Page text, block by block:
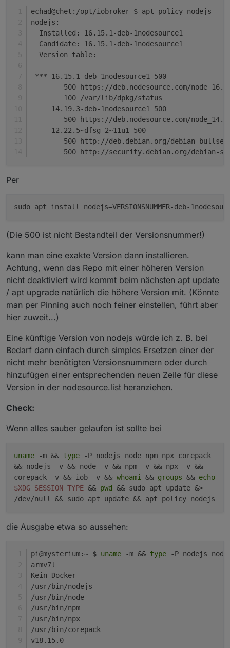
echad@chet:/opt/iobroker $ apt policy nodejs
nodejs:
  Installed: 16.15.1-deb-1nodesource1
  Candidate: 16.15.1-deb-1nodesource1
  Version table:
*** 16.15.1-deb-1nodesource1 500
500 https://deb.nodesource.com/
        100 /var/lib/dpkg/status
     14.19.3-deb-1nodesource1 500
500 https://deb.nodesource.com/
     12.22.5~dfsg-2~11u1 500
500 http://deb.debian.org/debian
500 http://security.debian.org/debian-
Per
(Die 500 ist nicht Bestandteil der Versionsnummer!)
kann man eine exakte Version dann installieren.
Achtung, wenn das Repo mit einer höheren Version
nicht deaktiviert wird kommt beim nächsten apt update
/ apt upgrade natürlich die höhere Version mit. (Könnte
man per Pinning auch noch feiner einstellen, führt aber
hier zuweit...)
Eine künftige Version von nodejs würde ich z. B. bei
Bedarf dann einfach durch simples Ersetzen einer der
nicht mehr benötigten Versionsnummern oder durch
hinzufügen einer entsprechenden neuen Zeile für diese
Version in der nodesource.list heranziehen.
Check:
Wenn alles sauber gelaufen ist sollte bei
uname -m && type -P nodejs node npm npx corepack
&& nodejs -v && node -v && npm -v && npx -v &&
corepack -v && iob -v && whoami && groups && echo
$XDG_SESSION_TYPE && pwd
&& sudo apt update &>
/dev/null && sudo apt update && apt policy nodejs
die Ausgabe etwa so aussehen:
pi@mysterium:~ $ uname -m && type -P nodejs
armv7l
Kein Docker
/usr/bin/nodejs
/usr/bin/node
/usr/bin/npm
/usr/bin/npx
/usr/bin/corepack
v18.15.0